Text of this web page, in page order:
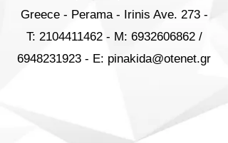
Greece - Perama - Irinis Ave. 273 -
T: 2104411462- M: 6932606862/
6948231923 - E: pinakida@otenet.gr